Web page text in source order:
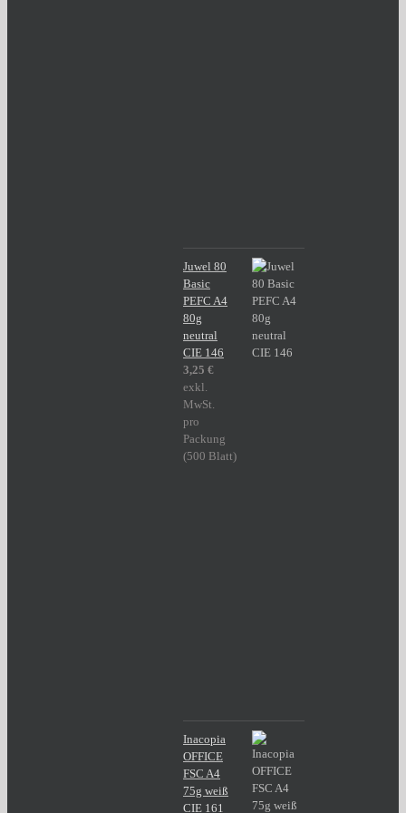
Juwel 80
Basic
PEFC A4
80g
neutral
CIE 146
3,25 €
exkl.
MwSt.
pro
Packung
(500 Blatt)
Inacopia
OFFICE
FSC A4
75g weiß
CIE 161